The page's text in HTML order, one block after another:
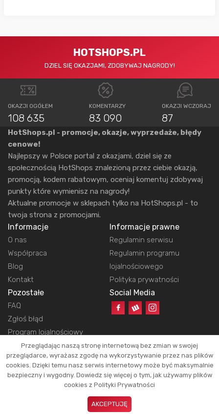
HOTSHOPS.PL
DZIEL SIĘ OKAZJAMI, ZDOBYWAJ NAGRODY!
OKAZJI OGÓŁEM
108 635
KOMENTARZY
83 090
OKAZJI WCZORAJ
87
HotShops.pl - promocje, okazje, wyprzedaże, błędy
cenowe!
Najlepszy w Polsce portal z okazjami, dziel się ze
społecznością HotShops znalezioną przez ciebie okazją,
promocją, kodem rabatowym, oceniaj komentuj zdobywaj
punkty które wymienisz na nagrody!
Aktualne promocje w sklepach tylko na HotShops.pl - to
twoja strona z promocjami.
Informacje
O nas
Współpraca
Blog
Kontakt
Informacje prawne
Regulamin serwisu
Regulamin programu
lojalnościowego
Polityka prywatności
Pozostałe
FAQ
Zgłoś błąd
Program lojalnościowy
Social Media
Copyright © 2026 HotShops.pl - Wszelkie prawa zastrzeżone.
Jako partnerzy możemy otrzymać prowizję za dokonanie zakupów z naszych
linków. Dzięki temu jesteśmy w stanie utrzymać działanie naszego portalu.
Okazje oraz ich atrakcyjność zależą tylko i wyłącznie od naszych
użytkowników.
Przeglądając naszą stronę internetową bez zmian w swojej
przeglądarce, wyrażasz zgodę na wykorzystywanie przez nas plików
cookies. Dzięki temu nasz serwis internetowy może być maksymalnie
bezpieczny i wygodny. Dowiedz się więcej o tym, jak używamy plików
cookies z Polityki Prywatności
AKCEPTUJĘ